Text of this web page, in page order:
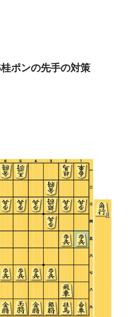
ポンの先手の対策